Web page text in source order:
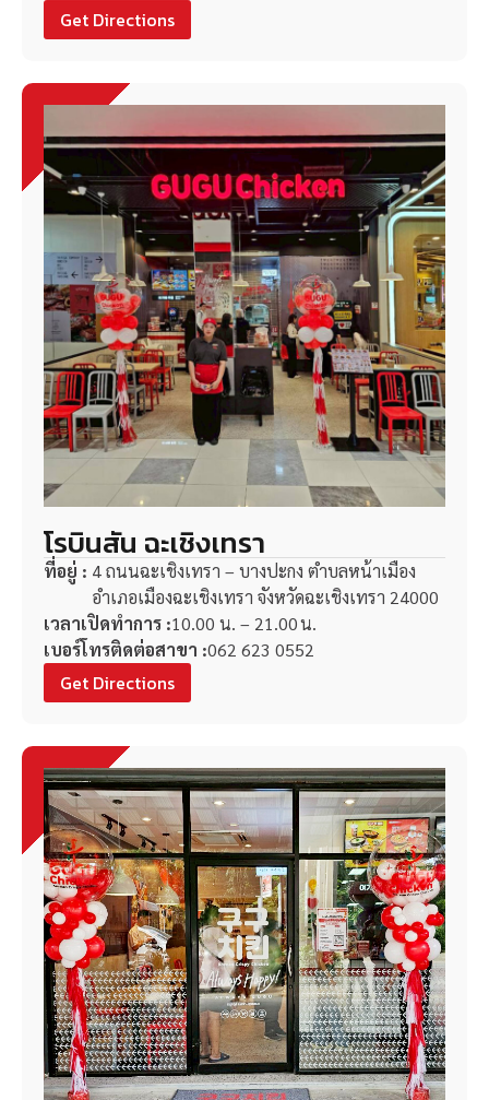
Get Directions
โรบินสัน ฉะเชิงเทรา
ที่อยู่ : 4 ถนนฉะเชิงเทรา – บางปะกง ตำบลหน้าเมือง
อำเภอเมืองฉะเชิงเทรา จังหวัดฉะเชิงเทรา 24000
เวลาเปิดทำการ :10.00 น. – 21.00 น.
เบอร์โทรติดต่อสาขา :062 623 0552
Get Directions